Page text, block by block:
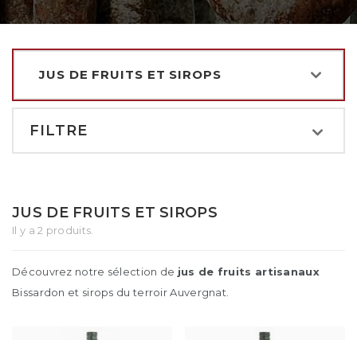
JUS DE FRUITS ET SIROPS
FILTRE
JUS DE FRUITS ET SIROPS
Il y a 2 produits.
Découvrez notre sélection de jus de fruits artisanaux
Bissardon et sirops du terroir Auvergnat.